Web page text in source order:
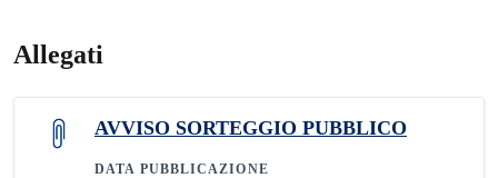
Allegati
AVVISO SORTEGGIO PUBBLICO
DATA PUBBLICAZIONE